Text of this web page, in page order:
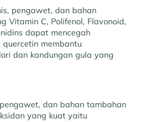
pengawet, dan bahan
Vitamin C, Polifenol, Flavonoid,
dapat mencegah
membantu
dan kandungan gula yang
dan bahan tambahan
yang kuat yaitu